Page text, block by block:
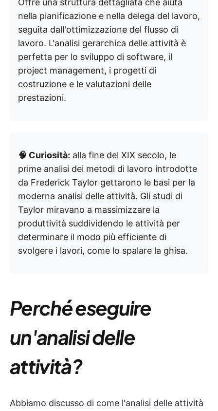
Offre una struttura dettagliata che aiuta
nella pianificazione e nella delega del lavoro,
seguita dall'ottimizzazione del flusso di
lavoro. L'analisi gerarchica delle attività è
perfetta per lo sviluppo di software, il
project management, i progetti di
costruzione e le valutazioni delle
prestazioni.
🧠 Curiosità: alla fine del XIX secolo, le
prime analisi dei metodi di lavoro introdotte
da Frederick Taylor gettarono le basi per la
moderna analisi delle attività. Gli studi di
Taylor miravano a massimizzare la
produttività suddividendo le attività per
determinare il modo più efficiente di
svolgere i lavori, come lo spalare la ghisa.
Perché eseguire
un'analisi delle
attività?
Abbiamo discusso di come l'analisi delle attività